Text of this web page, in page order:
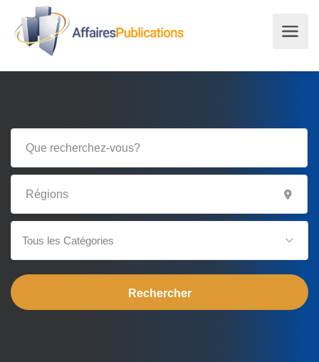
Tous les Catégories